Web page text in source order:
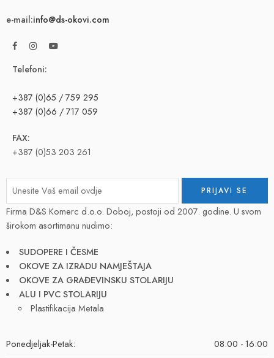
e-mail:info@ds-okovi.com
Telefoni:
+387 (0)65 / 759 295
+387 (0)66 / 717 059
FAX:
+387 (0)53 203 261
Firma D&S Komerc d.o.o. Doboj, postoji od 2007. godine. U svom
širokom asortimanu nudimo:
SUDOPERE I ČESME
OKOVE ZA IZRADU NAMJEŠTAJA
OKOVE ZA GRAĐEVINSKU STOLARIJU
ALU I PVC STOLARIJU
Plastifikacija Metala
Ponedjeljak-Petak:
08:00 - 16:00